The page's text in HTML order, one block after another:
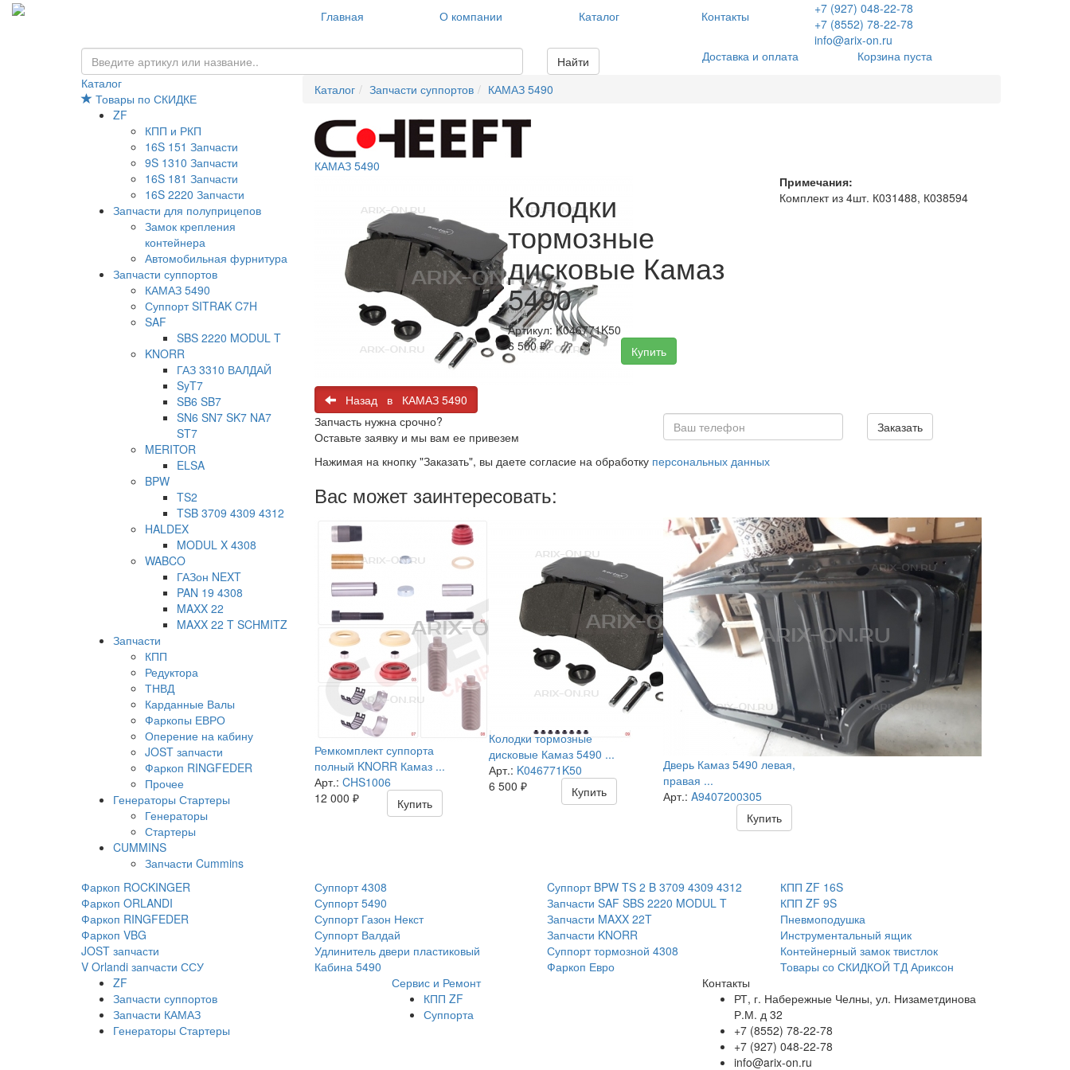
Главная О компании Каталог Контакты
+7 (927) 048-22-78
+7 (8552) 78-22-78
info@arix-on.ru
Найти
Доставка и оплата
Корзина пуста
Каталог
Товары по СКИДКЕ
ZF
КПП и РКП
16S 151 Запчасти
9S 1310 Запчасти
16S 181 Запчасти
16S 2220 Запчасти
Запчасти для полуприцепов
Замок крепления
контейнера
Автомобильная фурнитура
Запчасти суппортов
КАМАЗ 5490
Суппорт SITRAK C7H
SAF
SBS 2220 MODUL T
KNORR
ГАЗ 3310 ВАЛДАЙ
SyT7
SB6 SB7
SN6 SN7 SK7 NA7
ST7
MERITOR
ELSA
BPW
TS2
TSB 3709 4309 4312
HALDEX
MODUL X 4308
WABCO
ГАЗон NEXT
PAN 19 4308
MAXX 22
MAXX 22 T SCHMITZ
Запчасти
КПП
Редуктора
ТНВД
Карданные Валы
Фаркопы ЕВРО
Оперение на кабину
JOST запчасти
Фаркоп RINGFEDER
Прочее
Генераторы Стартеры
Генераторы
Стартеры
CUMMINS
Запчасти Cummins
Каталог Запчасти суппортов КАМАЗ 5490
КАМАЗ 5490
Колодки
тормозные
дисковые Камаз
5490
Артикул: K046771K50
6 500₽ Купить
Примечания:
Комплект из 4шт. К031488, К038594
Назад в КАМАЗ 5490
Запчасть нужна срочно?
Оставьте заявку и мы вам ее привезем
Заказать
Нажимая на кнопку "Заказать", вы даете согласие на обработку персональных данных
Вас может заинтересовать:
Ремкомплект суппорта
полный KNORR Камаз ...
Арт.: CHS1006
12 000 ₽ Купить
Колодки тормозные
дисковые Камаз 5490 ...
Арт.: K046771K50
6 500 ₽ Купить
Дверь Камаз 5490 левая,
правая ...
Арт.:A9407200305
Купить
Фаркоп ROCKINGER Суппорт 4308 Cуппорт BPW TS 2 B 3709 4309 4312
КПП ZF 16S
Фаркоп ORLANDI
Суппорт 5490 Запчасти SAF SBS 2220 MODUL T
КПП ZF 9S
Фаркоп RINGFEDER
Суппорт Газон Некст Запчасти MAXX 22T
Пневмоподушка
Фаркоп VBG
Суппорт Валдай Запчасти KNORR
Инструментальный ящик
JOST запчасти
Удлинитель двери пластиковый Суппорт тормозной 4308
Контейнерный замок твистлок
V Orlandi запчасти ССУ
Кабина 5490 Фаркоп Евро
Товары со СКИДКОЙ ТД Ариксон
ZF
Запчасти суппортов
Запчасти КАМАЗ
Генераторы Стартеры
Сервис и Ремонт
КПП ZF
Суппорта
Контакты
РТ, г. Набережные Челны, ул. Низаметдинова
Р.М. д 32
+7 (8552) 78-22-78
+7 (927) 048-22-78
info@arix-on.ru